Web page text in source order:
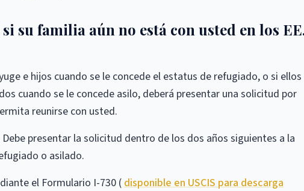
su familia aún no está con usted en los
e hijos cuando se le concede el estatus de refugiado, o si ellos
cuando se le concede asilo, deberá presentar una solicitud por
reunirse con usted.
presentar la solicitud dentro de los dos años siguientes a la
o asilado.
el Formulario I-730 ( disponible en USCIS para descarga